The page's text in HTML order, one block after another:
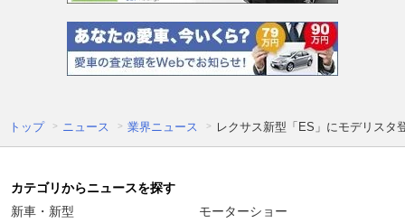
トップ ニュース 業界ニュース レクサス新型「ES」にモデリス
カテゴリからニュースを探す
新車・新型
モーターショー